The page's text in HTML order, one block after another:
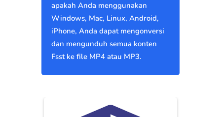
apakah Anda menggunakan
Windows, Mac, Linux, Android,
iPhone, Anda dapat mengonversi
dan mengunduh semua konten
Fsst ke file MP4 atau MP3.